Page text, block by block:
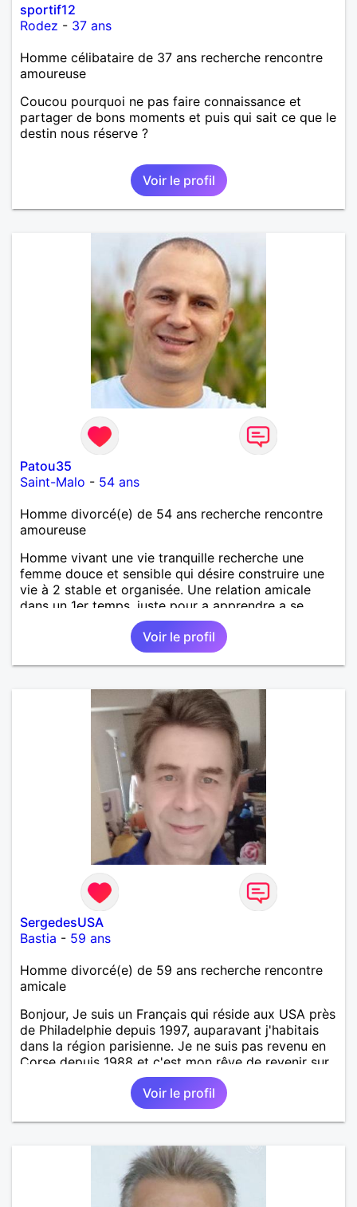
sportif12
Rodez - 37 ans
Homme célibataire de 37 ans recherche rencontre
amoureuse
Coucou pourquoi ne pas faire connaissance et
partager de bons moments et puis qui sait ce que le
destin nous réserve ?
Voir le profil
Patou35
Saint-Malo - 54 ans
Homme divorcé(e) de 54 ans recherche rencontre
amoureuse
Homme vivant une vie tranquille recherche une
femme douce et sensible qui désire construire une
vie à 2 stable et organisée. Une relation amicale
dans un 1er temps, juste pour a apprendre a se
connaître. Voilà, sinon le reste est à découvrir !
Voir le profil
SergedesUSA
Bastia - 59 ans
Homme divorcé(e) de 59 ans recherche rencontre
amicale
Bonjour, Je suis un Français qui réside aux USA près
de Philadelphie depuis 1997, auparavant j'habitais
dans la région parisienne. Je ne suis pas revenu en
Corse depuis 1988 et c'est mon rêve de revenir sur
l'île de beauté et même peut-être d'y rester. J'ai
quelques origines corses du côté de ma mère mais
plus de famille à part ma mère et j'avais fait
quelques projets avec elle pour trouver "un pied-à-
démence et a été obligée d'être admise dans une
maison de retraite. J'aimerais trouver des contacts
en Corse (hommes, femmes) de tout âge pour
Voir le profil